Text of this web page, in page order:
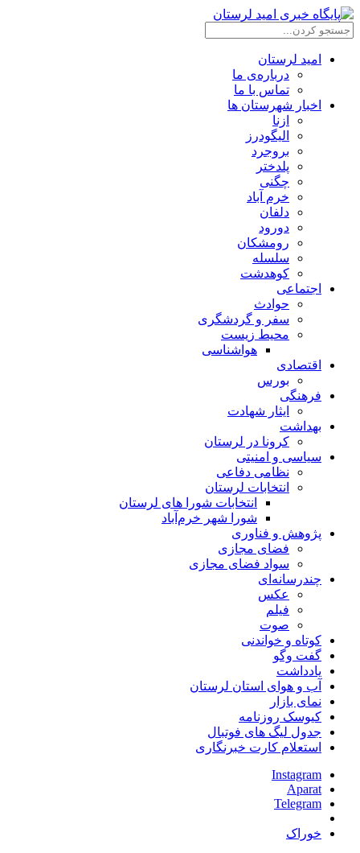
امید لرستان
درباره‌ی ما
تماس با ما
اخبار شهرستان ها
ازنا
الیگودرز
بروجرد
پلدختر
چگنی
خرم آباد
دلفان
دورود
رومشکان
سلسله
کوهدشت
اجتماعی
حوادث
سفر و گردشگری
محیط زیست
هواشناسی
اقتصادی
بورس
فرهنگی
ایثار شهادت
بهداشت
کرونا در لرستان
سیاسی و امنیتی
نظامی دفاعی
انتخابات لرستان
انتخابات شورا های لرستان
شورا شهر خرم‌آباد
پژوهش و فناوری
فضای مجازی
سواد فضای مجازی
چندرسانه‌ای
عكس
فیلم
صوت
کوتاه و خواندنی
گفت وگو
یادداشت
آب و هوای استان لرستان
نمای بازار
کیوسک روزنامه
جدول لیگ های فوتبال
استعلام کارت خبرنگاری
Instagram
Aparat
Telegram
خوراک